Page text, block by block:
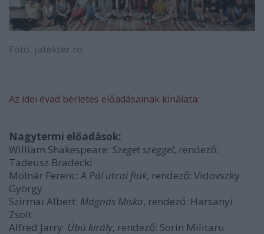
Fotó. jatekter.ro
Az idei évad bérletes előadásainak kínálata:
Nagytermi előadások:
William Shakespeare: Szeget szeggel, rendező:
Tadeusz Bradecki
Molnár Ferenc:A Pál utcai fiúk, rendező: Vidovszky
György
Szirmai Albert: Mágnás Miska, rendező: Harsányi
Zsolt
Alfred Jarry: Übü király, rendező: Sorin Militaru